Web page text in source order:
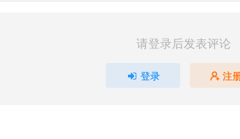
请登录后发表评论
登录 注